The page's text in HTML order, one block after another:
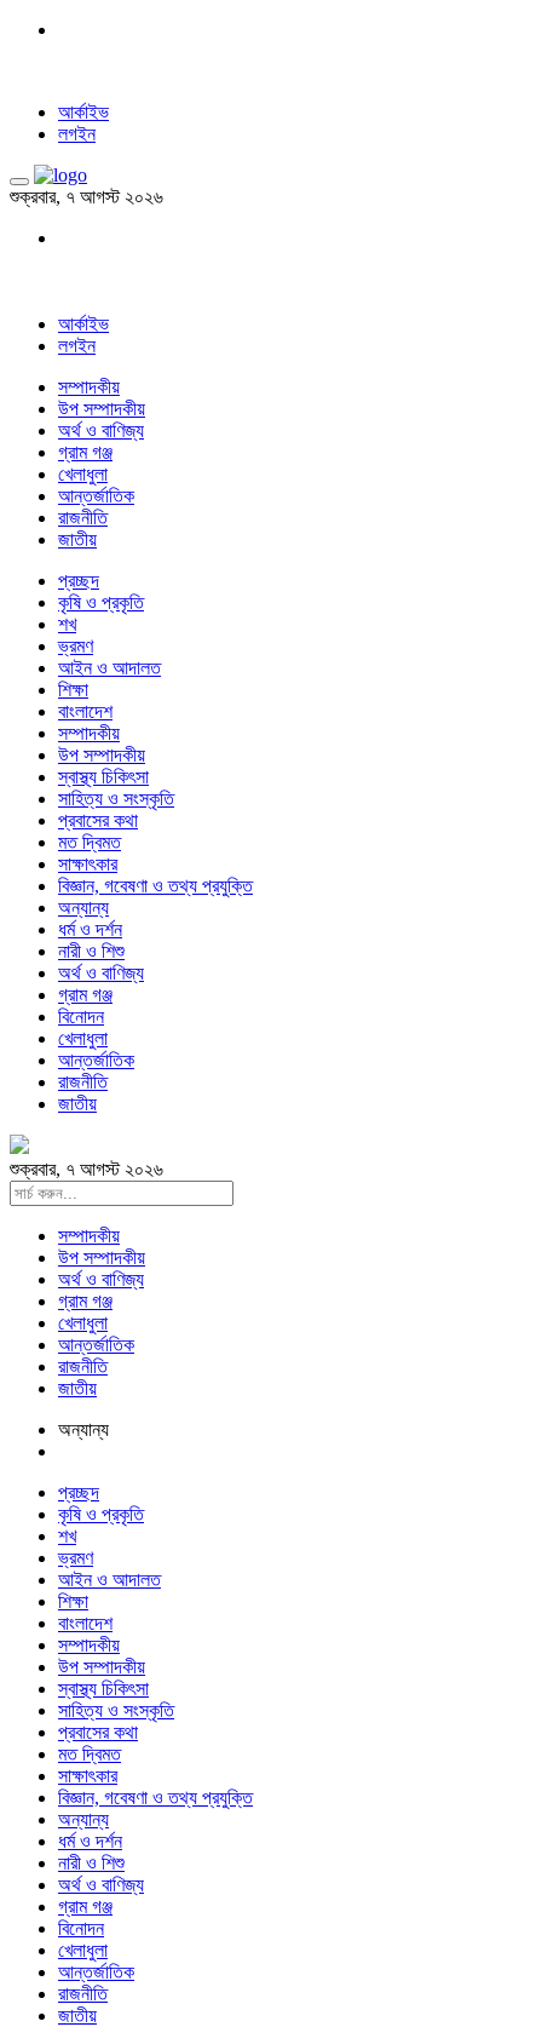
আর্কাইভ
লগইন
শুক্রবার, ৭ আগস্ট ২০২৬
আর্কাইভ
লগইন
সম্পাদকীয়
উপ সম্পাদকীয়
অর্থ ও বাণিজ্য
গ্রাম গঞ্জ
খেলাধুলা
আন্তর্জাতিক
রাজনীতি
জাতীয়
প্রচ্ছদ
কৃষি ও প্রকৃতি
শখ
ভ্রমণ
আইন ও আদালত
শিক্ষা
বাংলাদেশ
সম্পাদকীয়
উপ সম্পাদকীয়
স্বাস্থ্য চিকিৎসা
সাহিত্য ও সংস্কৃতি
প্রবাসের কথা
মত দ্বিমত
সাক্ষাৎকার
বিজ্ঞান, গবেষণা ও তথ্য প্রযুক্তি
অন্যান্য
ধর্ম ও দর্শন
নারী ও শিশু
অর্থ ও বাণিজ্য
গ্রাম গঞ্জ
বিনোদন
খেলাধুলা
আন্তর্জাতিক
রাজনীতি
জাতীয়
শুক্রবার, ৭ আগস্ট ২০২৬
সম্পাদকীয়
উপ সম্পাদকীয়
অর্থ ও বাণিজ্য
গ্রাম গঞ্জ
খেলাধুলা
আন্তর্জাতিক
রাজনীতি
জাতীয়
অন্যান্য
প্রচ্ছদ
কৃষি ও প্রকৃতি
শখ
ভ্রমণ
আইন ও আদালত
শিক্ষা
বাংলাদেশ
সম্পাদকীয়
উপ সম্পাদকীয়
স্বাস্থ্য চিকিৎসা
সাহিত্য ও সংস্কৃতি
প্রবাসের কথা
মত দ্বিমত
সাক্ষাৎকার
বিজ্ঞান, গবেষণা ও তথ্য প্রযুক্তি
অন্যান্য
ধর্ম ও দর্শন
নারী ও শিশু
অর্থ ও বাণিজ্য
গ্রাম গঞ্জ
বিনোদন
খেলাধুলা
আন্তর্জাতিক
রাজনীতি
জাতীয়